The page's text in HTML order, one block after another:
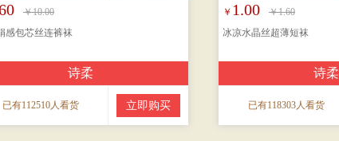
￥10.00
感包芯丝连裤袜
诗柔
已有112510人看货 立即购买
￥ 1.00
￥1.60
冰凉水晶丝超薄短袜
诗柔
已有118303人看货